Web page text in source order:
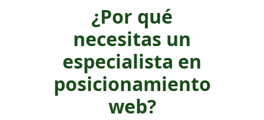
¿Por qué
necesitas un
especialista en
posicionamiento
web?